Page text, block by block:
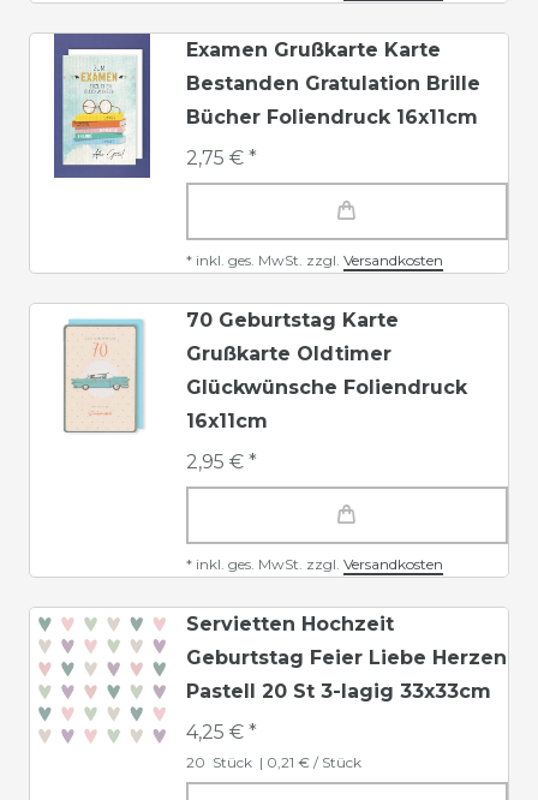
Examen Grußkarte Karte
Bestanden Gratulation Brille
Bücher Foliendruck 16x11cm
2,75 € *
* inkl. ges. MwSt. zzgl. Versandkosten
70 Geburtstag Karte
Grußkarte Oldtimer
Glückwünsche Foliendruck
16x11cm
2,95 € *
* inkl. ges. MwSt. zzgl. Versandkosten
Servietten Hochzeit
Geburtstag Feier Liebe Herzen
Pastell 20 St 3-lagig 33x33cm
4,25 € *
20 Stück | 0,21 € / Stück